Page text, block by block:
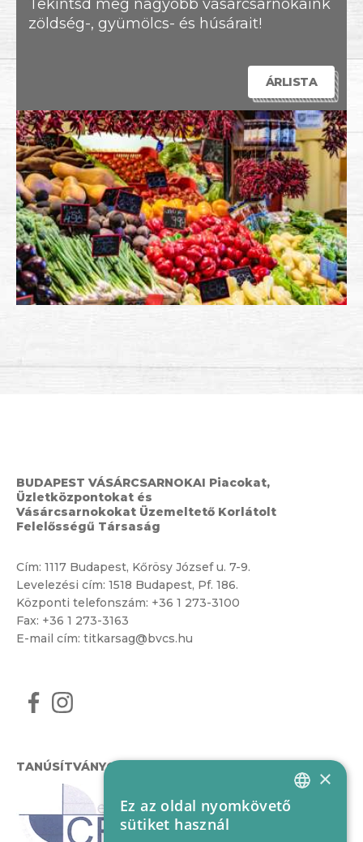
Tekintsd meg nagyobb vásárcsarnokaink
zöldség-, gyümölcs- és húsárait!
ÁRLISTA
BUDAPEST VÁSÁRCSARNOKAI Piacokat,
Üzletközpontokat és
Vásárcsarnokokat Üzemeltető Korlátolt
Felelősségű Társaság
Cím: 1117 Budapest, Kőrösy József u. 7-9.
Levelezési cím: 1518 Budapest, Pf. 186.
Központi telefonszám: +36 1 273-3100
Fax: +36 1 273-3163
E-mail cím: titkarsag@bvcs.hu
TANÚSÍTVÁNYOK
HUNGARIAN
×
Ez az oldal nyomkövető
sütiket használ